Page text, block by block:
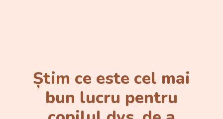
Știm ce este cel mai
bun lucru pentru